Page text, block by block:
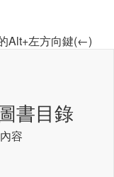
Alt+左方向鍵(←)
書目錄
容